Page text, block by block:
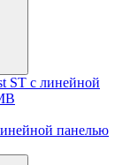
панелью